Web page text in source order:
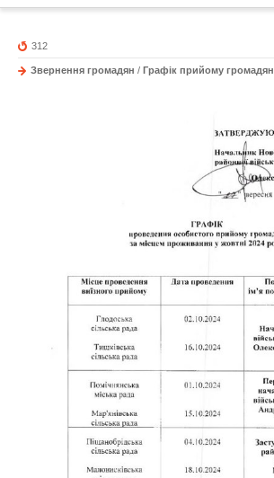
312
Звернення громадян / Графік прийому громадян